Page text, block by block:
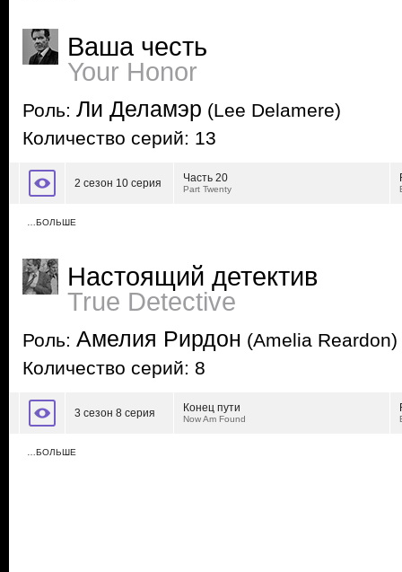
Ваша честь
Your Honor
Роль: Ли Деламэр (Lee Delamere)
Количество серий: 13
2 сезон 10 серия Часть 20
Part Twenty
…БОЛЬШЕ
Настоящий детектив
True Detective
Роль: Амелия Рирдон (Amelia Reardon)
Количество серий: 8
3 сезон 8 серия Конец пути
Now Am Found
…БОЛЬШЕ